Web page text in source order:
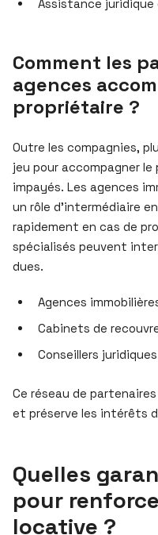
Assistance
Comment les
agences
propriétaire ?
Outre les compagnies,
jeu pour accompagner
impayés. Les agences
un rôle d’intermédiaire
rapidement en cas de
spécialisés peuvent
dues.
Agences
Cabinets de
Conseillers
Ce réseau de
et préserve les intérêts
Quelles
pour
locative ?